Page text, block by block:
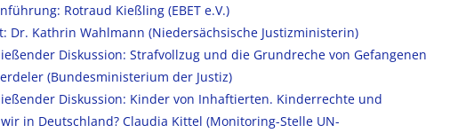
Rotraud Kießling (EBET e.V.)
Dr. Kathrin Wahlmann (Niedersächsische Justizministerin)
Diskussion: Strafvollzug und die Grundreche von Gefangenen
(Bundesministerium der Justiz)
Diskussion: Kinder von Inhaftierten. Kinderrechte und
in Deutschland? Claudia Kittel (Monitoring-Stelle UN-